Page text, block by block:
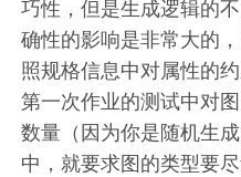
巧性，但是生成逻辑的
确性的影响是非常大的
照规格信息中对属性的
第一次作业的测试中对
数量（因为你是随机生
中，就要求图的类型要